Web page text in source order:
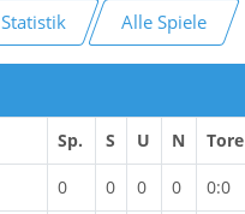
Statistik Alle Spiele
Sp. S U N Tore
0 0 0 0 0:0